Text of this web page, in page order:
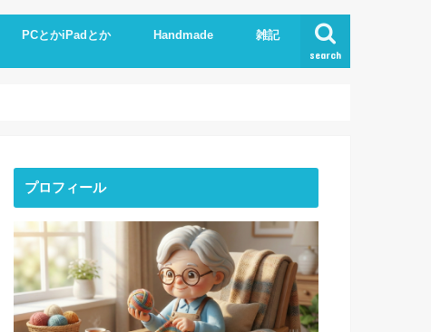
search
PCとかiPadとか
iPhone
ipad
Excel.Word
AI
Handmade
Knit
ストーンアート
服作り
雑記
読書
プロフィール